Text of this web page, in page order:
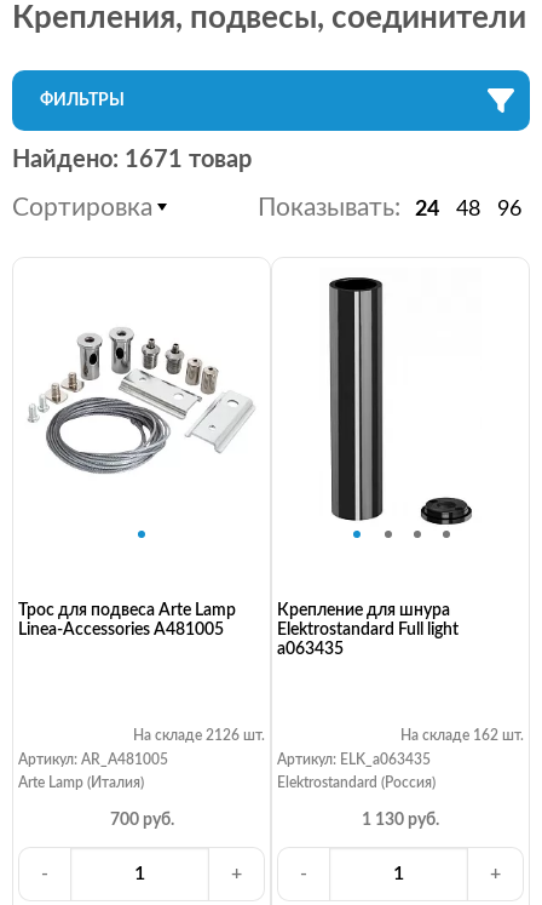
Крепления, подвесы, соединители
ФИЛЬТРЫ
Найдено: 1671 товар
Сортировка Показывать: 24 48 96
Трос для подвеса Arte Lamp
Linea-Accessories A481005
На складе 2126 шт.
Артикул: AR_A481005
Arte Lamp (Италия)
700 руб.
- +
Крепление для шнура
Elektrostandard Full light
a063435
На складе 162 шт.
Артикул: ELK_a063435
Elektrostandard (Россия)
1 130 руб.
- +